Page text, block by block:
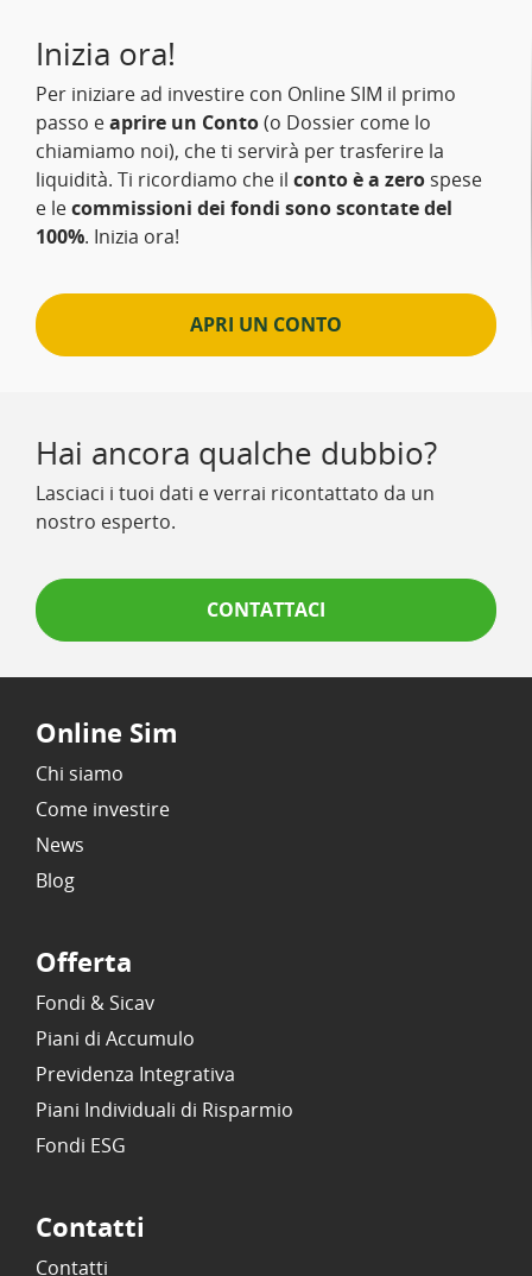
Inizia ora!
Per iniziare ad investire con Online SIM il primo
passo eaprire un Conto(o Dossier come lo
chiamiamo noi), che ti servirà per trasferire la
liquidità. Ti ricordiamo che il conto è a zero spese
e lecommissioni dei fondi sono scontate del
100%. Inizia ora!
APRI UN CONTO
Hai ancora qualche dubbio?
Lasciaci i tuoi dati e verrai ricontattato da un
nostro esperto.
CONTATTACI
Online Sim
Chi siamo
Come investire
News
Blog
Offerta
Fondi & Sicav
Piani di Accumulo
Previdenza Integrativa
Piani Individuali di Risparmio
Fondi ESG
Contatti
Contatti